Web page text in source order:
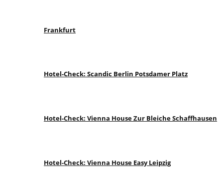
Frankfurt
Hotel-Check: Scandic Berlin Potsdamer Platz
Hotel-Check: Vienna House Zur Bleiche Schaffhausen
Hotel-Check: Vienna House Easy Leipzig